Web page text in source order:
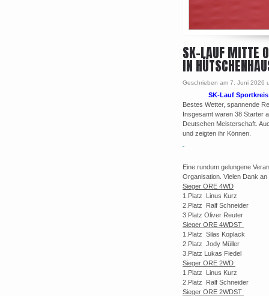
SK-LAUF MITTE
IN
Geschrieben am 7. Juni 2026
SK-Lauf
Bestes Wetter, spannende
Insgesamt waren 38 Starter
Deutschen Meisterschaft.
und zeigten ihr Können.
Eine rundum gelungene
Organisation. Vielen Dank
Sieger ORE 4WD
1.Platz Linus Kurz
2.Platz Ralf Schneider
3.Platz Oliver Reuter
Sieger ORE 4WDST
1.Platz Silas Koplack
2.Platz Jody Müller
3.Platz Lukas Fiedel
Sieger ORE 2WD
1.Platz Linus Kurz
2.Platz Ralf Schneider
Sieger ORE 2WDST